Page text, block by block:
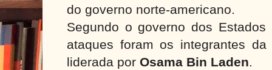
do governo norte-americano.
Segundo o governo dos
ataques foram os integrantes da
liderada por Osama Bin Laden.